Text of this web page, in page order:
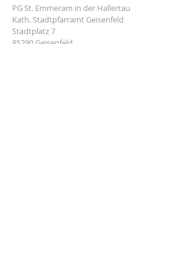
PG St. Emmeram in der Hallertau
Kath. Stadtpfarramt Geisenfeld
Stadtplatz 7
85290 Geisenfeld